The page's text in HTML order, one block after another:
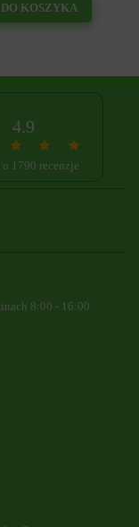
DO KOSZYKA
4.9
1790 recenzje
8:00 - 16:00